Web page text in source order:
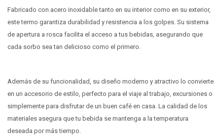
Fabricado con acero inoxidable tanto en su interior como en su exterior,
este termo garantiza durabilidad y resistencia a los golpes. Su sistema
de apertura a rosca facilita el acceso a tus bebidas, asegurando que
cada sorbo sea tan delicioso como el primero.
Además de su funcionalidad, su diseño moderno y atractivo lo convierte
en un accesorio de estilo, perfecto para el viaje al trabajo, excursiones o
simplemente para disfrutar de un buen café en casa. La calidad de los
materiales asegura que tu bebida se mantenga a la temperatura
deseada por más tiempo.